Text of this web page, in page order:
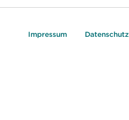
Impressum Datenschutz